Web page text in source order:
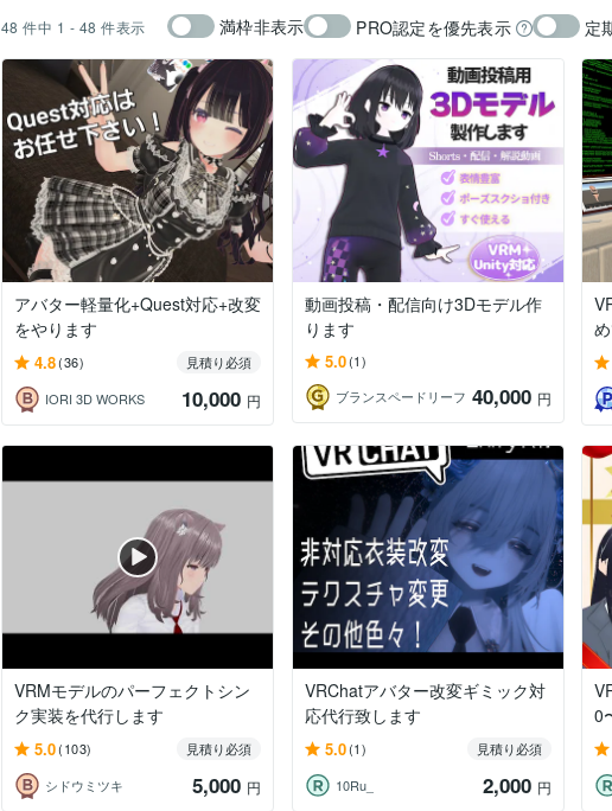
48 件中 1 - 48 件表示 満枠非表示 PRO認定を優先表示 定
アバター軽量化+Quest対応+改変
をやります
4.8(36)
見積り必須
IORI 3D WORKS
10,000 円
動画投稿・配信向け3Dモデル作
ります
5.0(1)
ブランスペードリーフ 40,000 円
VRMモデルのパーフェクトシン
ク実装を代行します
5.0(103)
見積り必須
シドウミツキ
5,000 円
VRChatアバター改変ギミック対
応代行致します
5.0(1)
見積り必須
10Ru_
2,000 円
0